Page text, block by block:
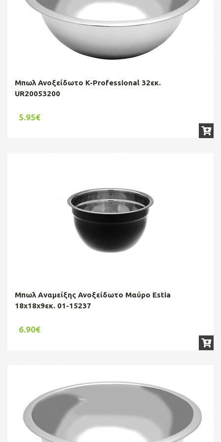
Μπωλ Ανοξείδωτο K-Professional 32εκ.
UR20053200
5.95€
Μπωλ Aναμείξης Ανοξείδωτο Μαύρο Estia
18x18x9εκ. 01-15237
6.90€